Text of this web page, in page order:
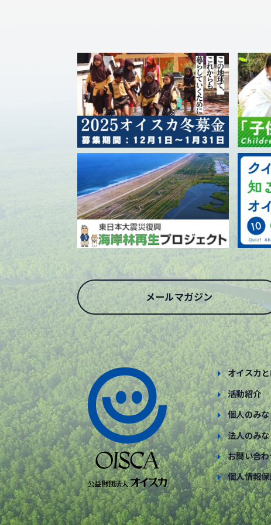
メールマガジン
オイスカ
活動紹介
個人のみ
法人のみ
お問い合
個人情報